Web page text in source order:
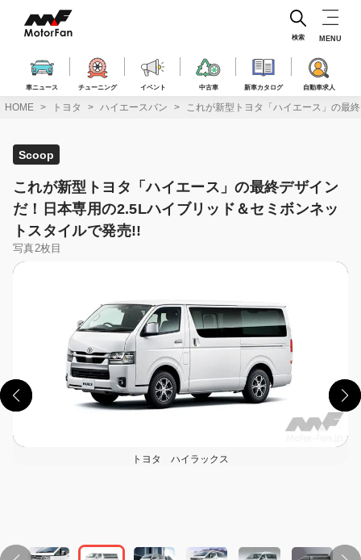
ス
車ニュース チューニング イベント 中古車 新車カタログ 自動車求人
検索 MENU
HOME トヨタ ハイエースバン これが新型トヨタ「ハイエース」の最
Scoop
これが新型トヨタ「ハイエース」の最終デザイン
だ！日本専用の2.5Lハイブリッド＆セミボンネッ
トスタイルで発売!!
写真2枚目
トヨタ ハイラックス